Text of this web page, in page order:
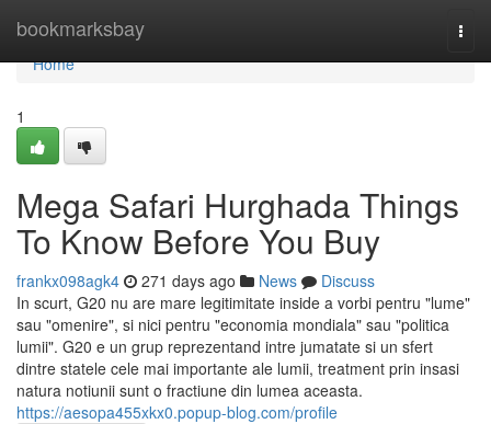
bookmarksbay
Home
Home
1
Mega Safari Hurghada Things
To Know Before You Buy
frankx098agk4 271 days ago News
Discuss
In scurt, G20 nu are mare legitimitate inside a vorbi pentru "lume"
sau "omenire", si nici pentru "economia mondiala" sau "politica
lumii". G20 e un grup reprezentand intre jumatate si un sfert
dintre statele cele mai importante ale lumii, treatment prin insasi
natura notiunii sunt o fractiune din lumea aceasta.
https://aesopa455xkx0.popup-blog.com/profile